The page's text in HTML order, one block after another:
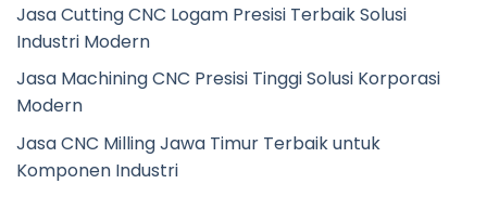
Jasa Cutting CNC Logam Presisi Terbaik Solusi
Industri Modern
Jasa Machining CNC Presisi Tinggi Solusi Korporasi
Modern
Jasa CNC Milling Jawa Timur Terbaik untuk
Komponen Industri